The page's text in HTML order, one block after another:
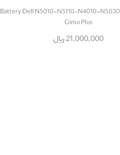
باتری لپتاپ دل Battery Dell N5010-N5110-N4010-N5030
Gimo Plus
21,000,000 ریال